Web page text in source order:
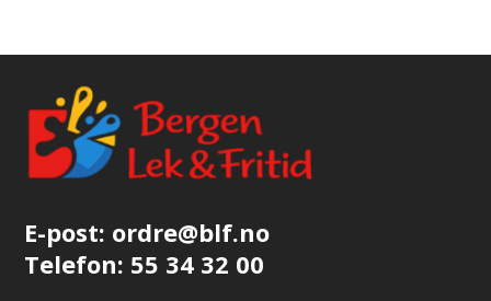
E-post: ordre@blf.no
Telefon: 55 34 32 00